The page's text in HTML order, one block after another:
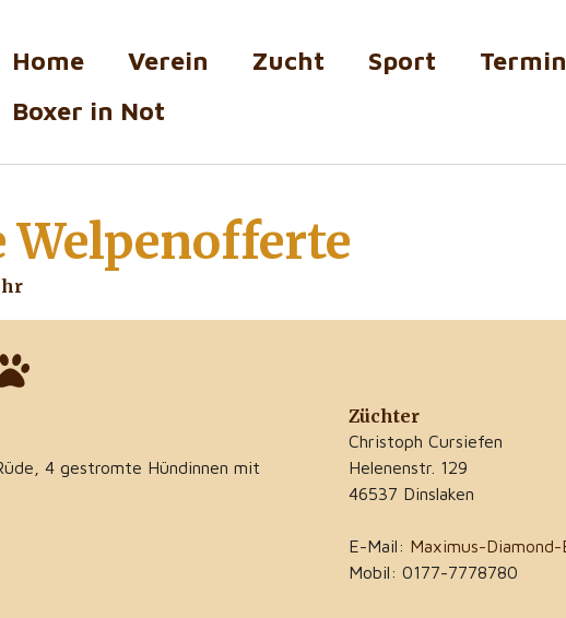
Home Verein Zucht Sport
Boxer in Not
Welpenofferte
4 gestromte Hündinnen mit
Züchter
Christoph Cursiefen
Helenenstr. 129
46537 Dinslaken
E-Mail: Maximus-
Mobil: 0177-7778780